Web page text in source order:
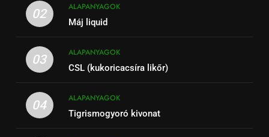
02
ALAPANYAGOK
Máj liquid
03
ALAPANYAGOK
CSL (kukoricacsíra likőr)
04
ALAPANYAGOK
Tigrismogyoró kivonat